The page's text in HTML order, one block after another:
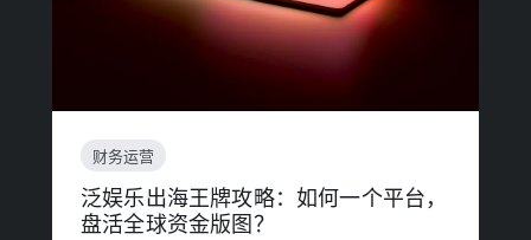
财务运营
泛娱乐出海王牌攻略：如何一个平台，
盘活全球资金版图？